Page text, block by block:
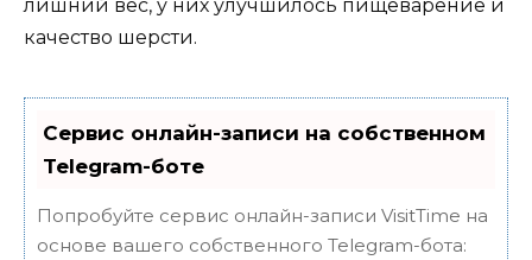
лишний вес, у них улучшилось пищеварение и
качество шерсти.
Сервис онлайн-записи на собственном
Telegram-боте
Попробуйте сервис онлайн-записи VisitTime на
основе вашего собственного Telegram-бота: